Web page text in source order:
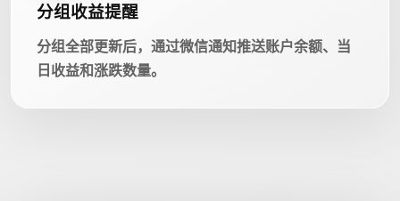
分组收益提醒
分组全部更新后，通过微信通知推送账户余额、当
日收益和涨跌数量。